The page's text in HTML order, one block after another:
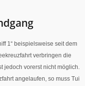
1“ beispielsweise seit dem
verbringen die
jedoch vorerst nicht möglich.
angelaufen, so muss Tui